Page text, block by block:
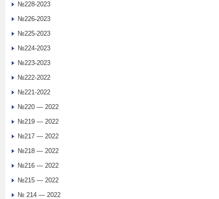
№228-2023
№226-2023
№225-2023
№224-2023
№223-2023
№222-2022
№221-2022
№220 — 2022
№219 — 2022
№217 — 2022
№218 — 2022
№216 — 2022
№215 — 2022
№ 214 — 2022